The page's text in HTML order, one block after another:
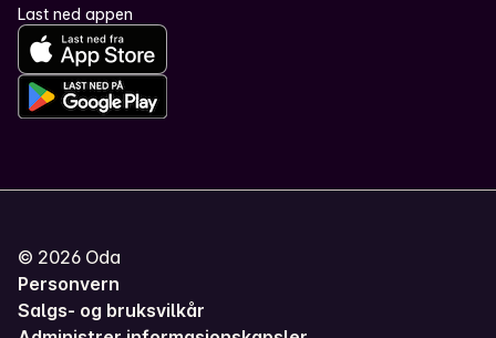
Last ned appen
© 2026 Oda
Personvern
Salgs- og bruksvilkår